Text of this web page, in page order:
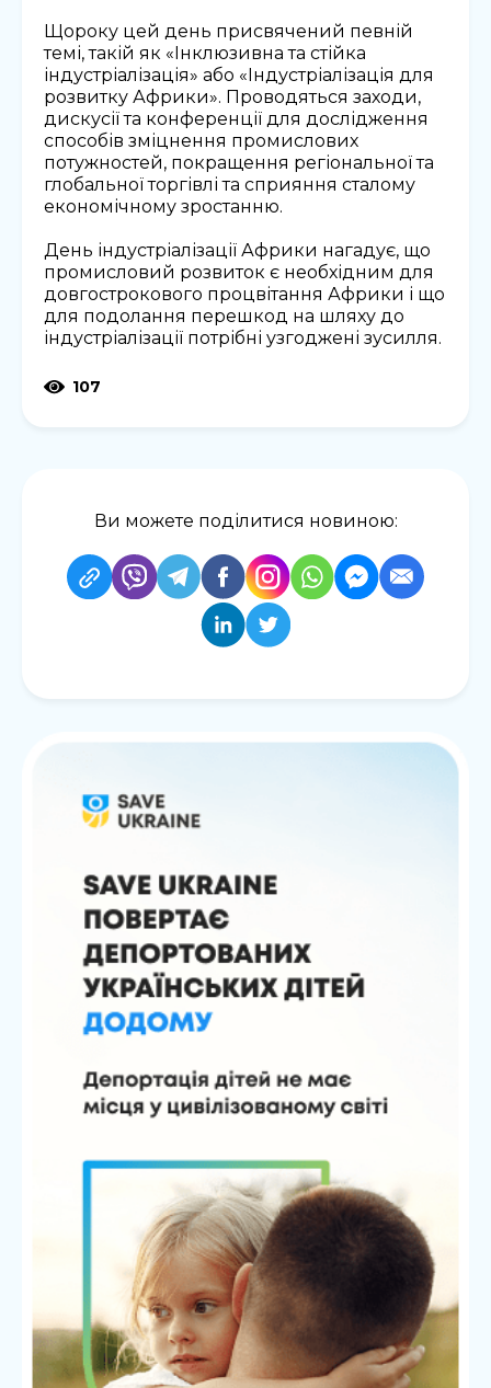
Щороку цей день присвячений певній
темі, такій як «Інклюзивна та стійка
індустріалізація» або «Індустріалізація для
розвитку Африки». Проводяться заходи,
дискусії та конференції для дослідження
способів зміцнення промислових
потужностей, покращення регіональної та
глобальної торгівлі та сприяння сталому
економічному зростанню.
День індустріалізації Африки нагадує, що
промисловий розвиток є необхідним для
довгострокового процвітання Африки і що
для подолання перешкод на шляху до
індустріалізації потрібні узгоджені зусилля.
107
Ви можете поділитися новиною: